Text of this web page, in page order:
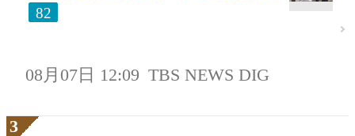
82
08月07日 12:09 TBS NEWS DIG